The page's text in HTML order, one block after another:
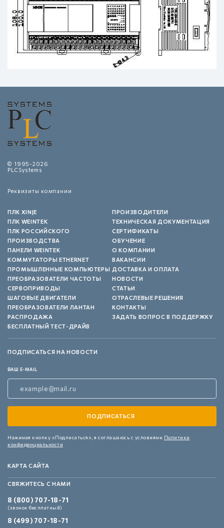
© 1995-2026
PLCSystems
Реквизиты компании
ПЛК XINJE
ПЛК WEINTEK
ПЛК РОССИЙСКОГО
ПРОИЗВОДСТВА
ПАНЕЛИ WEINTEK
КОММУТАТОРЫ ETHERNET
ПРОМЫШЛЕННЫЕ КОМПЬЮТЕРЫ
ПРЕОБРАЗОВАТЕЛИ ЧАСТОТЫ
СЕРВОПРИВОДЫ
ШАГОВЫЕ ДВИГАТЕЛИ
ПРЕОБРАЗОВАТЕЛИ ЛАНТАН
РАСПРОДАЖА
БЕСПЛАТНЫЙ ТЕСТ-ДРАЙВ
ПРОИЗВОДИТЕЛИ
ТЕХНИЧЕСКАЯ ДОКУМЕНТАЦИЯ
СЕРТИФИКАТЫ
ОБУЧЕНИЕ
О КОМПАНИИ
ВАКАНСИИ
ДОСТАВКА И ОПЛАТА
НОВОСТИ
СТАТЬИ
ОТРАСЛЕВЫЕ РЕШЕНИЯ
КОНТАКТЫ
ЗАДАТЬ ВОПРОС В ПОДДЕРЖКУ
ПОДПИСАТЬСЯ НА НОВОСТИ
ВАШ E-MAIL
Нажимая кнопку «Подписаться», я соглашаюсь с условиями Политики
конфиденциальности
КАРТА САЙТА
СВЯЖИТЕСЬ С НАМИ
8 (800) 707-18-71
(звонок бесплатный)
8 (499) 707-18-71